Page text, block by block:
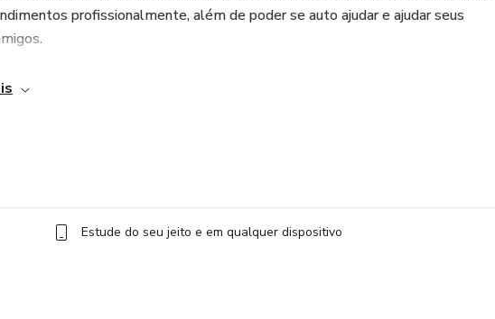
profissionalmente, além de poder se auto ajudar e ajudar seus
gravações do curso ao vivo ministrado pela professora.
Estude do seu jeito e em qualquer dispositivo